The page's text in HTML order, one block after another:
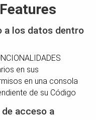
Features
a los datos dentro
en sus
en una consola
de su Código
acceso a